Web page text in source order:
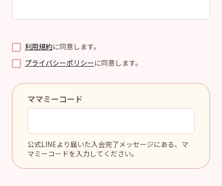
利用規約に同意します。
プライバシーポリシーに同意します。
ママミーコード
公式LINEより届いた入会完了メッセージにある、マ
マミーコードを入力してください。